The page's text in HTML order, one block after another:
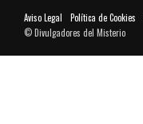
Aviso Legal Política de Cookies
© Divulgadores del Misterio